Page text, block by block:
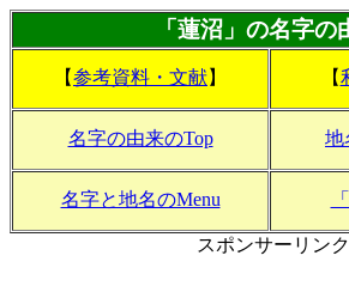
「蓮沼」の名字の
【参考資料・文献】 【
名字の由来のTop 地
名字と地名のMenu
スポンサーリンク